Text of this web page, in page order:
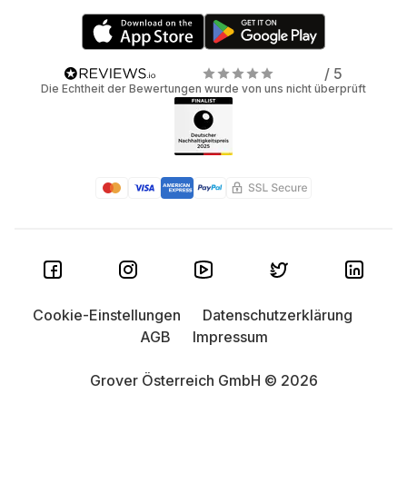
/ 5
Die Echtheit der Bewertungen wurde von uns nicht überprüft
Grover Österreich GmbH © 2026
Cookie-Einstellungen
Datenschutzerklärung
AGB
Impressum